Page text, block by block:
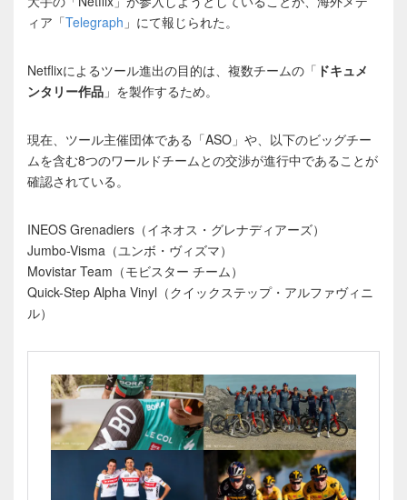
ィア「Telegraph 」にて報じられた。
Netflixによるツール進出の目的は、複数チームの「 ドキュメ
ンタリー作品 」を製作するため。
現在、ツール主催団体である「ASO」や、以下のビッグチー
ムを含む8つのワールドチームとの交渉が進行中であることが
確認されている。
INEOS Grenadiers（イネオス・グレナディアーズ）
Jumbo-Visma（ユンボ・ヴィズマ）
Movistar Team（モビスター チーム）
Quick-Step Alpha Vinyl（クイックステップ・アルファヴィニ
ル）